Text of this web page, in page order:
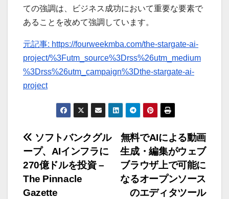
ての強調は、ビジネス成功において重要な要素で
あることを改めて強調しています。
元記事: https://fourweekmba.com/the-stargate-ai-
project/%3Futm_source%3Drss%26utm_medium
%3Drss%26utm_campaign%3Dthe-stargate-ai-
project
投
稿
ナ
無料でAIによる動画
生成・編集がウェブ
ブラウザ上で可能に
なるオープンソース
のエディタツール
ソフトバンクグル
ープ、AIインフラに
270億ドルを投資 –
The Pinnacle
Gazette